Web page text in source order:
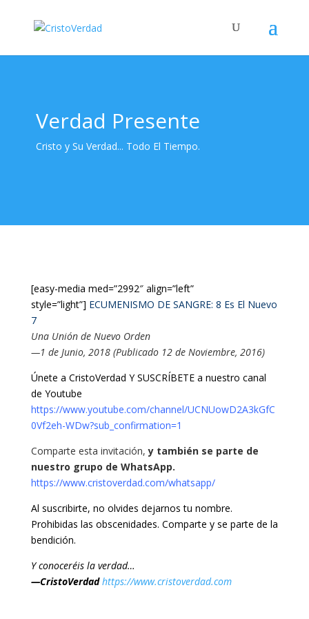
Verdad Presente
Cristo y Su Verdad... Todo El Tiempo.
[easy-media med=”2992″ align=”left”
style=”light”] ECUMENISMO DE SANGRE: 8 Es El Nuevo
7
Una Unión de Nuevo Orden
—1 de Junio, 2018 (Publicado 12 de Noviembre, 2016)
Únete a CristoVerdad Y SUSCRÍBETE a nuestro canal
de Youtube
https://www.youtube.com/channel/UCNUowD2A3kGfC
0Vf2eh-WDw?sub_confirmation=1
Comparte esta invitación, y también se parte de
nuestro grupo de WhatsApp.
https://www.cristoverdad.com/whatsapp/
Al suscribirte, no olvides dejarnos tu nombre.
Prohibidas las obscenidades. Comparte y se parte de la
bendición.
Y conoceréis la verdad…
—CristoVerdad https://www.cristoverdad.com